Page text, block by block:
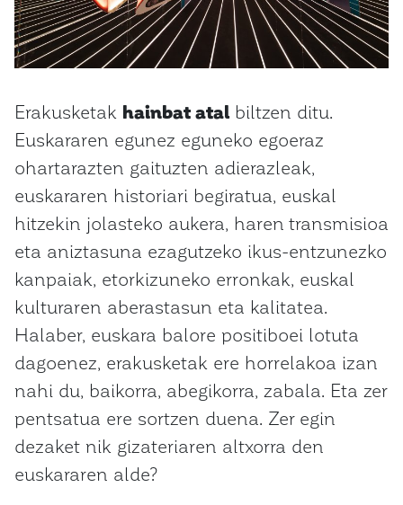
Erakusketak hainbat atalbiltzen ditu.
Euskararen egunez eguneko egoeraz
ohartarazten gaituzten adierazleak,
euskararen historiari begiratua, euskal
hitzekin jolasteko aukera, haren transmisioa
eta aniztasuna ezagutzeko ikus-entzunezko
kanpaiak, etorkizuneko erronkak, euskal
kulturaren aberastasun eta kalitatea.
Halaber, euskara balore positiboei lotuta
dagoenez, erakusketak ere horrelakoa izan
nahi du, baikorra, abegikorra, zabala. Eta zer
pentsatua ere sortzen duena. Zer egin
dezaket nik gizateriaren altxorra den
euskararen alde?